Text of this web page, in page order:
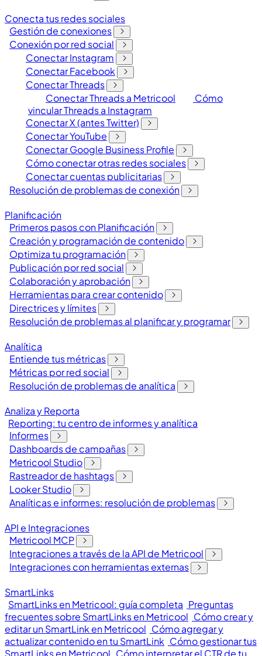
Conecta tus redes sociales
Gestión de conexiones
Conexión por red social
Conectar Instagram
Conectar Facebook
Conectar Threads
Conectar Threads a Metricool
Cómo
vincular Threads a Instagram
Conectar X (antes Twitter)
Conectar YouTube
Conectar Google Business Profile
Cómo conectar otras redes sociales
Conectar cuentas publicitarias
Resolución de problemas de conexión
Planificación
Primeros pasos con Planificación
Creación y programación de contenido
Optimiza tu programación
Publicación por red social
Colaboración y aprobación
Herramientas para crear contenido
Directrices y límites
Resolución de problemas al planificar y programar
Analítica
Entiende tus métricas
Métricas por red social
Resolución de problemas de analítica
Analiza y Reporta
Reporting: tu centro de informes y analítica
Informes
Dashboards de campañas
Metricool Studio
Rastreador de hashtags
Looker Studio
Analíticas e informes: resolución de problemas
API e Integraciones
Metricool MCP
Integraciones a través de la API de Metricool
Integraciones con herramientas externas
SmartLinks
SmartLinks en Metricool: guía completa Preguntas
frecuentes sobre SmartLinks en Metricool Cómo crear y
editar un SmartLink en Metricool Cómo agregar y
actualizar contenido en tu SmartLink Cómo gestionar tus
SmartLinks en Metricool Cómo interpretar el CTR de tu